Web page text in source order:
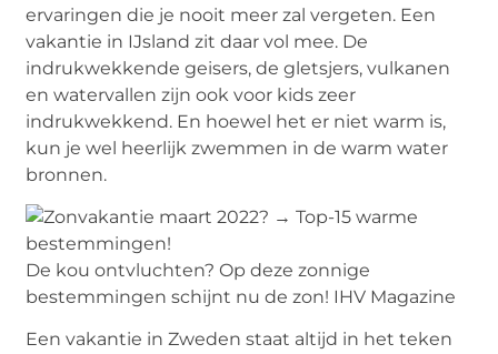
ervaringen die je nooit meer zal vergeten. Een
vakantie in IJsland zit daar vol mee. De
indrukwekkende geisers, de gletsjers, vulkanen
en watervallen zijn ook voor kids zeer
indrukwekkend. En hoewel het er niet warm is,
kun je wel heerlijk zwemmen in de warm water
bronnen.
De kou ontvluchten? Op deze zonnige
bestemmingen schijnt nu de zon! IHV Magazine
Een vakantie in Zweden staat altijd in het teken